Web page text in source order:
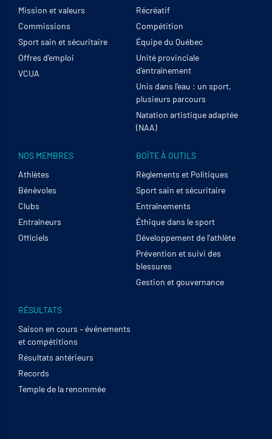
Mission et valeurs
Commissions
Sport sain et sécuritaire
Offres d’emploi
VCUA
Récréatif
Compétition
Équipe du Québec
Unité provinciale
d’entraînement
Unis dans l’eau : un sport,
plusieurs parcours
Natation artistique adaptée
(NAA)
NOS MEMBRES
Athlètes
Bénévoles
Clubs
Entraîneurs
Officiels
BOÎTE À OUTILS
Règlements et Politiques
Sport sain et sécuritaire
Entraînements
Éthique dans le sport
Développement de l’athlète
Prévention et suivi des
blessures
Gestion et gouvernance
RÉSULTATS
Saison en cours – événements
et compétitions
Résultats antérieurs
Records
Temple de la renommée